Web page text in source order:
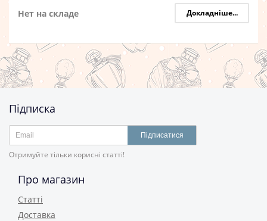
Нет на складе Докладніше...
Підписка
Підписатися
Отримуйте тільки корисні статті!
Про магазин
Статті
Доставка